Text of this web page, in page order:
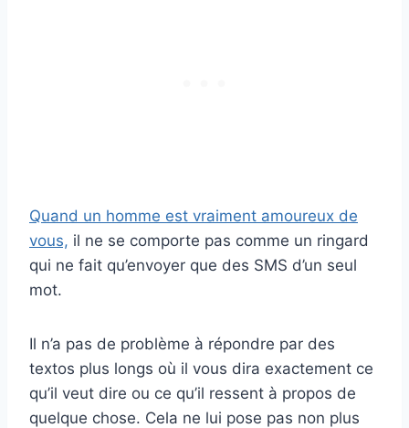
Quand un homme est vraiment amoureux de
vous, il ne se comporte pas comme un ringard
qui ne fait qu’envoyer que des SMS d’un seul
mot.
Il n’a pas de problème à répondre par des
textos plus longs où il vous dira exactement ce
qu’il veut dire ou ce qu’il ressent à propos de
quelque chose. Cela ne lui pose pas non plus